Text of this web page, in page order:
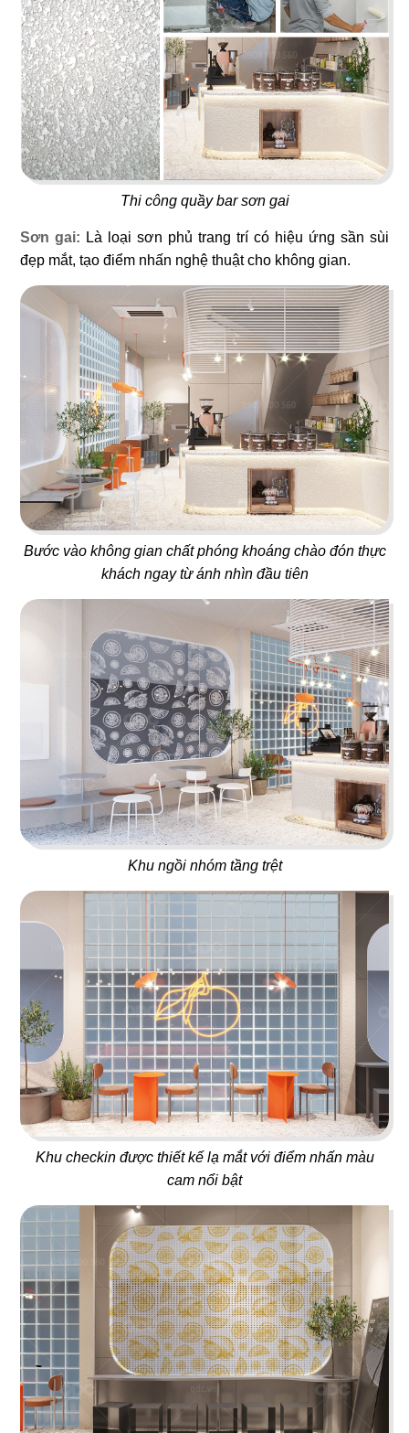
Thi công quầy bar sơn gai
Sơn gai: Là loại sơn phủ trang trí có hiệu ứng sần sùi
đẹp mắt, tạo điểm nhấn nghệ thuật cho không gian.
Bước vào không gian chất phóng khoáng chào đón thực
khách ngay từ ánh nhìn đầu tiên
Khu ngồi nhóm tầng trệt
Khu checkin được thiết kế lạ mắt với điểm nhấn màu
cam nổi bật
17
5 SAO
Nhà hàng Việt
18
667 BISTRO
19
T COFFEE
Cafe
20
BUFFET SUSHI
Nhà hàng Nhật
21
HIKARI
Nhà hàng Nhật
22
MYUNG TAE MYUNG GA
Nhà hàng Hàn
24
HOÀNG NGỌC
Beach Bar
25
OPA GREEK
Nhà hàng Âu
26
BEIRUT
Nhà hàng Âu
27
SWEET HOUSE
Juice Bar
28
BABOON CLUB
Bar
29
Tiệm kem
30
YUMMY CHICKEN
31
BREAKING DAWN
Nhà hàng Hàn
32
SUNSHINE BOUTIQUE